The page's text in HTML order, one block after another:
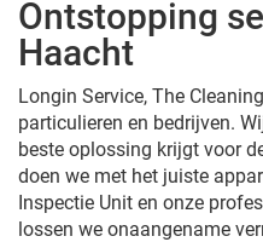
Ontstopping
Haacht
Longin Service, The
particulieren en bedrijven.
beste oplossing krijgt voor
doen we met het juiste
Inspectie Unit en onze
lossen we onaangename